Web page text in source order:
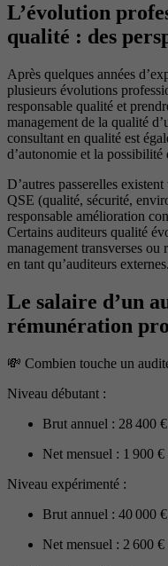
L’évolution
qualité : des
Après quelques années
plusieurs évolutions
responsable qualité et
management de la qualité
consultant en qualité est
d’autonomie et la possibilité
D’autres passerelles
QSE (qualité, sécurité,
responsable amélioration
Certains auditeurs qualité
management transverses
en tant qu’auditeurs externes.
Le salaire d’un
rémunération
💸​ Combien touche un
Niveau débutant :
Brut annuel : 28 400
Net mensuel : 1 900
Niveau expérimenté :
Brut annuel : 40 000
Net mensuel : 2 600